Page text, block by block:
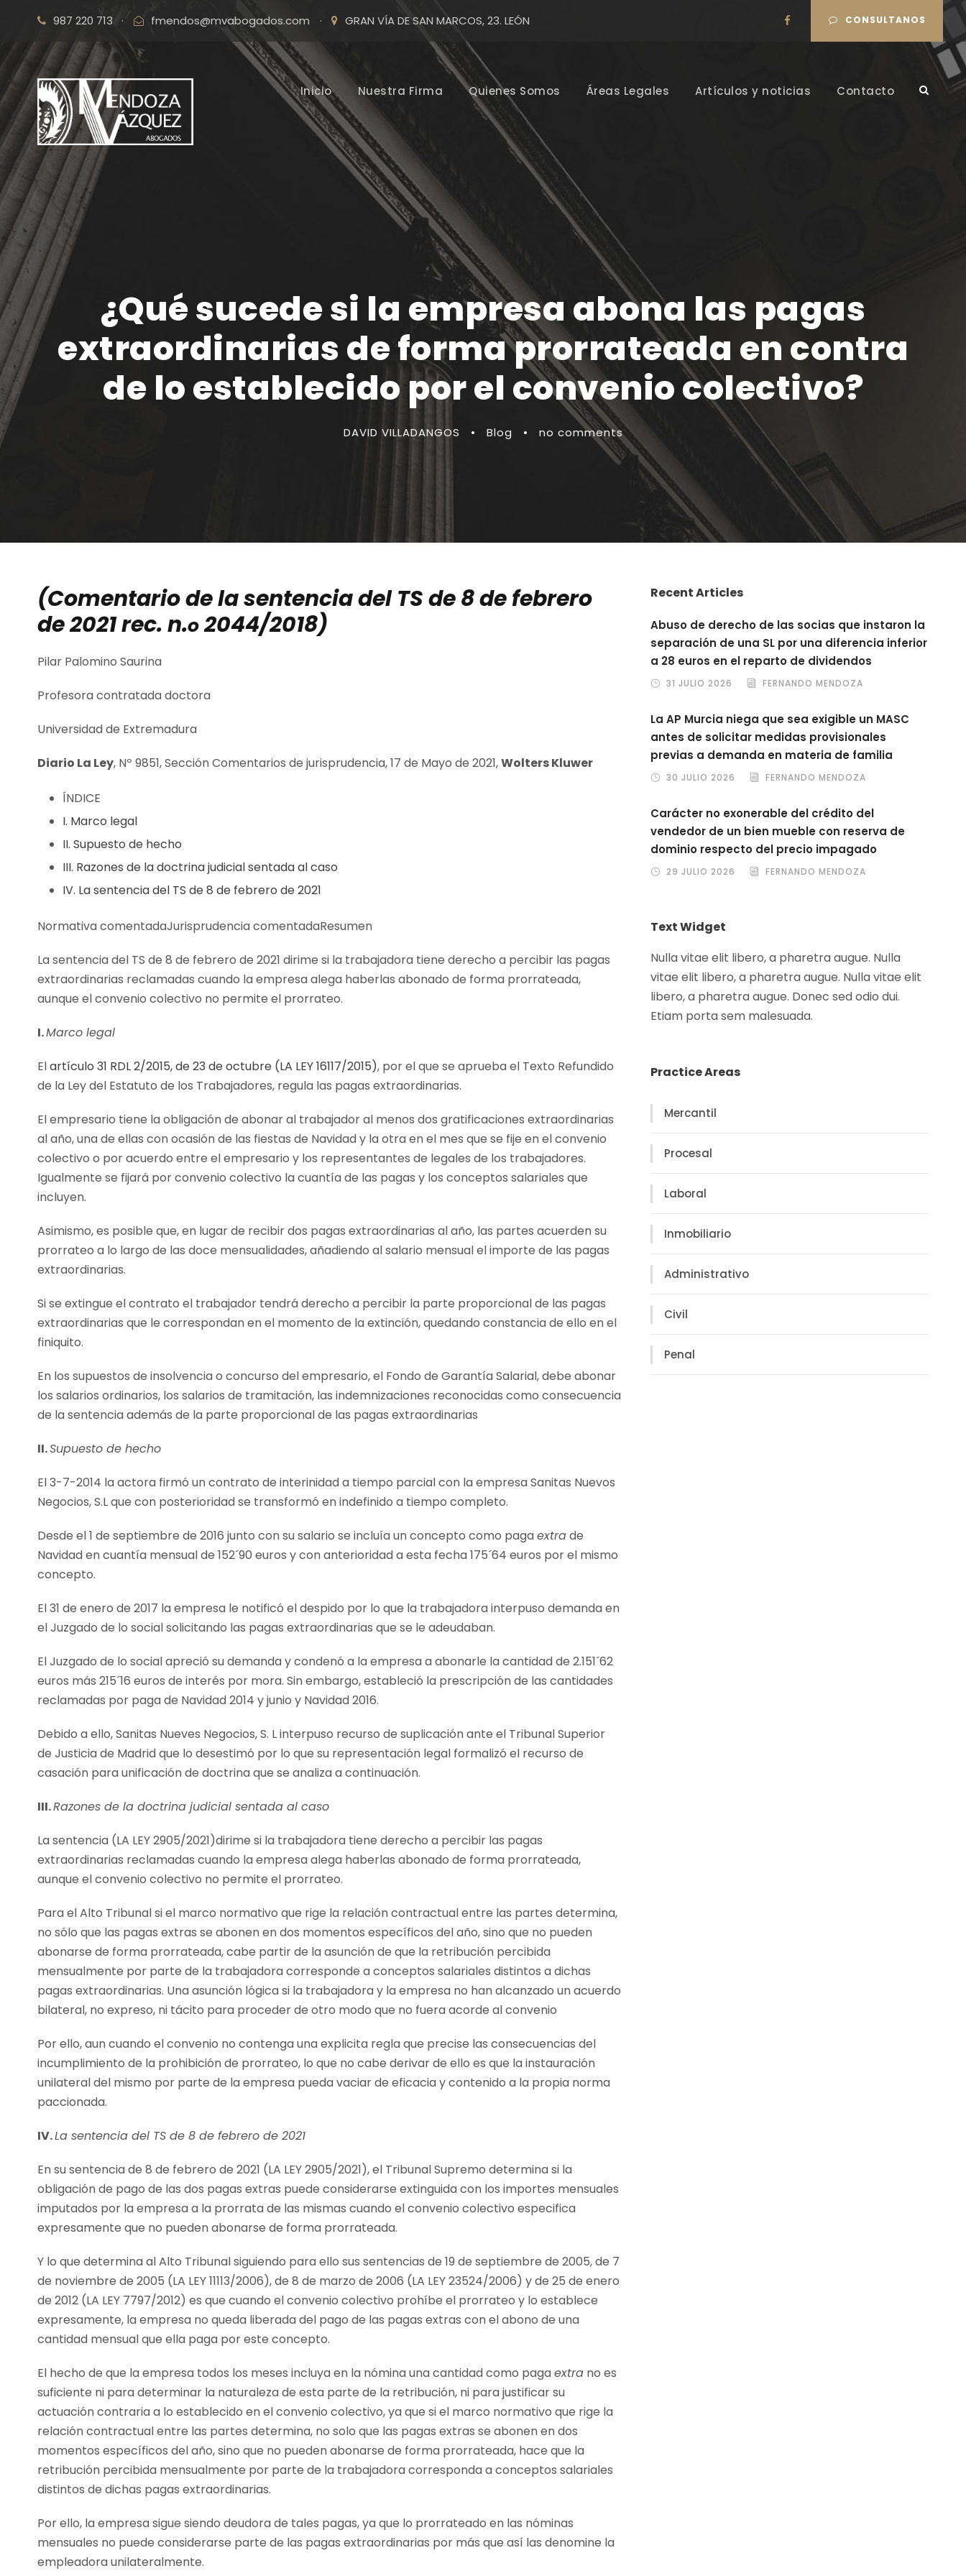
987 220 713 · fmendos@mvabogados.com · GRAN VÍA DE SAN MARCOS, 23. LEÓN CONSULTANOS
Inicio Nuestra Firma Quienes Somos Áreas Legales Artículos y noticias Contacto
¿Qué sucede si la empresa abona las pagas
extraordinarias de forma prorrateada en contra
de lo establecido por el convenio colectivo?
DAVID VILLADANGOS • Blog • no comments
(Comentario de la sentencia del TS de 8 de febrero
de 2021 rec. n.o2044/2018)
Pilar Palomino Saurina
Profesora contratada doctora
Universidad de Extremadura
Diario La Ley, Nº 9851, Sección Comentarios de jurisprudencia, 17 de Mayo de 2021,Wolters Kluwer
ÍNDICE
I. Marco legal
II. Supuesto de hecho
III. Razones de la doctrina judicial sentada al caso
IV. La sentencia del TS de 8 de febrero de 2021
Normativa comentadaJurisprudencia comentadaResumen
La sentencia del TS de 8 de febrero de 2021 dirime si la trabajadora tiene derecho a percibir las pagas
extraordinarias reclamadas cuando la empresa alega haberlas abonado de forma prorrateada,
aunque el convenio colectivo no permite el prorrateo.
I.Marco legal
Elartículo 31 RDL 2/2015, de 23 de octubre (LA LEY 16117/2015), por el que se aprueba el Texto Refundido
de la Ley del Estatuto de los Trabajadores, regula las pagas extraordinarias.
El empresario tiene la obligación de abonar al trabajador al menos dos gratificaciones extraordinarias
al año, una de ellas con ocasión de las fiestas de Navidad y la otra en el mes que se fije en el convenio
colectivo o por acuerdo entre el empresario y los representantes de legales de los trabajadores.
Igualmente se fijará por convenio colectivo la cuantía de las pagas y los conceptos salariales que
incluyen.
Asimismo, es posible que, en lugar de recibir dos pagas extraordinarias al año, las partes acuerden su
prorrateo a lo largo de las doce mensualidades, añadiendo al salario mensual el importe de las pagas
extraordinarias.
Si se extingue el contrato el trabajador tendrá derecho a percibir la parte proporcional de las pagas
extraordinarias que le correspondan en el momento de la extinción, quedando constancia de ello en el
finiquito.
En los supuestos de insolvencia o concurso del empresario, el Fondo de Garantía Salarial, debe abonar
los salarios ordinarios, los salarios de tramitación, las indemnizaciones reconocidas como consecuencia
de la sentencia además de la parte proporcional de las pagas extraordinarias
II.Supuesto de hecho
El 3-7-2014 la actora firmó un contrato de interinidad a tiempo parcial con la empresa Sanitas Nuevos
Negocios, S.L que con posterioridad se transformó en indefinido a tiempo completo.
Desde el 1 de septiembre de 2016 junto con su salario se incluía un concepto como pagaextrade
Navidad en cuantía mensual de 152´90 euros y con anterioridad a esta fecha 175´64 euros por el mismo
concepto.
El 31 de enero de 2017 la empresa le notificó el despido por lo que la trabajadora interpuso demanda en
el Juzgado de lo social solicitando las pagas extraordinarias que se le adeudaban.
El Juzgado de lo social apreció su demanda y condenó a la empresa a abonarle la cantidad de 2.151´62
euros más 215´16 euros de interés por mora. Sin embargo, estableció la prescripción de las cantidades
reclamadas por paga de Navidad 2014 y junio y Navidad 2016.
Debido a ello, Sanitas Nueves Negocios, S. L interpuso recurso de suplicación ante el Tribunal Superior
de Justicia de Madrid que lo desestimó por lo que su representación legal formalizó el recurso de
casación para unificación de doctrina que se analiza a continuación.
III.Razones de la doctrina judicial sentada al caso
La sentencia (LA LEY 2905/2021)dirime si la trabajadora tiene derecho a percibir las pagas
extraordinarias reclamadas cuando la empresa alega haberlas abonado de forma prorrateada,
aunque el convenio colectivo no permite el prorrateo.
Para el Alto Tribunal si el marco normativo que rige la relación contractual entre las partes determina,
no sólo que las pagas extras se abonen en dos momentos específicos del año, sino que no pueden
abonarse de forma prorrateada, cabe partir de la asunción de que la retribución percibida
mensualmente por parte de la trabajadora corresponde a conceptos salariales distintos a dichas
pagas extraordinarias. Una asunción lógica si la trabajadora y la empresa no han alcanzado un acuerdo
bilateral, no expreso, ni tácito para proceder de otro modo que no fuera acorde al convenio
Por ello, aun cuando el convenio no contenga una explicita regla que precise las consecuencias del
incumplimiento de la prohibición de prorrateo, lo que no cabe derivar de ello es que la instauración
unilateral del mismo por parte de la empresa pueda vaciar de eficacia y contenido a la propia norma
paccionada.
IV.La sentencia del TS de 8 de febrero de 2021
En su sentencia de 8 de febrero de 2021 (LA LEY 2905/2021), el Tribunal Supremo determina si la
obligación de pago de las dos pagas extras puede considerarse extinguida con los importes mensuales
imputados por la empresa a la prorrata de las mismas cuando el convenio colectivo especifica
expresamente que no pueden abonarse de forma prorrateada.
Y lo que determina al Alto Tribunal siguiendo para ello sus sentencias de 19 de septiembre de 2005, de 7
de noviembre de 2005 (LA LEY 11113/2006), de 8 de marzo de 2006 (LA LEY 23524/2006) y de 25 de enero
de 2012 (LA LEY 7797/2012) es que cuando el convenio colectivo prohíbe el prorrateo y lo establece
expresamente, la empresa no queda liberada del pago de las pagas extras con el abono de una
cantidad mensual que ella paga por este concepto.
El hecho de que la empresa todos los meses incluya en la nómina una cantidad como pagaextra no es
suficiente ni para determinar la naturaleza de esta parte de la retribución, ni para justificar su
actuación contraria a lo establecido en el convenio colectivo, ya que si el marco normativo que rige la
relación contractual entre las partes determina, no solo que las pagas extras se abonen en dos
momentos específicos del año, sino que no pueden abonarse de forma prorrateada, hace que la
retribución percibida mensualmente por parte de la trabajadora corresponda a conceptos salariales
distintos de dichas pagas extraordinarias.
Por ello, la empresa sigue siendo deudora de tales pagas, ya que lo prorrateado en las nóminas
mensuales no puede considerarse parte de las pagas extraordinarias por más que así las denomine la
empleadora unilateralmente.
Recent Articles
Abuso de derecho de las socias que instaron la
separación de una SL por una diferencia inferior
a 28 euros en el reparto de dividendos
31 JULIO 2026 FERNANDO MENDOZA
La AP Murcia niega que sea exigible un MASC
antes de solicitar medidas provisionales
previas a demanda en materia de familia
30 JULIO 2026 FERNANDO MENDOZA
Carácter no exonerable del crédito del
vendedor de un bien mueble con reserva de
dominio respecto del precio impagado
29 JULIO 2026 FERNANDO MENDOZA
Text Widget
Nulla vitae elit libero, a pharetra augue. Nulla
vitae elit libero, a pharetra augue. Nulla vitae elit
libero, a pharetra augue. Donec sed odio dui.
Etiam porta sem malesuada.
Practice Areas
Mercantil
Procesal
Laboral
Inmobiliario
Administrativo
Civil
Penal